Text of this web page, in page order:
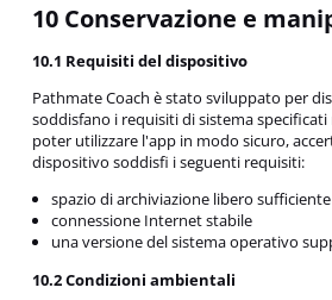
10 Conservazione e
10.1 Requisiti del dispositivo
Pathmate Coach è stato sviluppato per
soddisfano i requisiti di sistema specificati
poter utilizzare l'app in modo sicuro,
dispositivo soddisfi i seguenti requisiti:
spazio di archiviazione libero sufficiente
connessione Internet stabile
una versione del sistema operativo
10.2 Condizioni ambientali